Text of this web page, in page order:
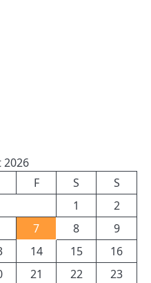
2026
F S
S
1
2
7 8
9
14 15
16
21 22
23